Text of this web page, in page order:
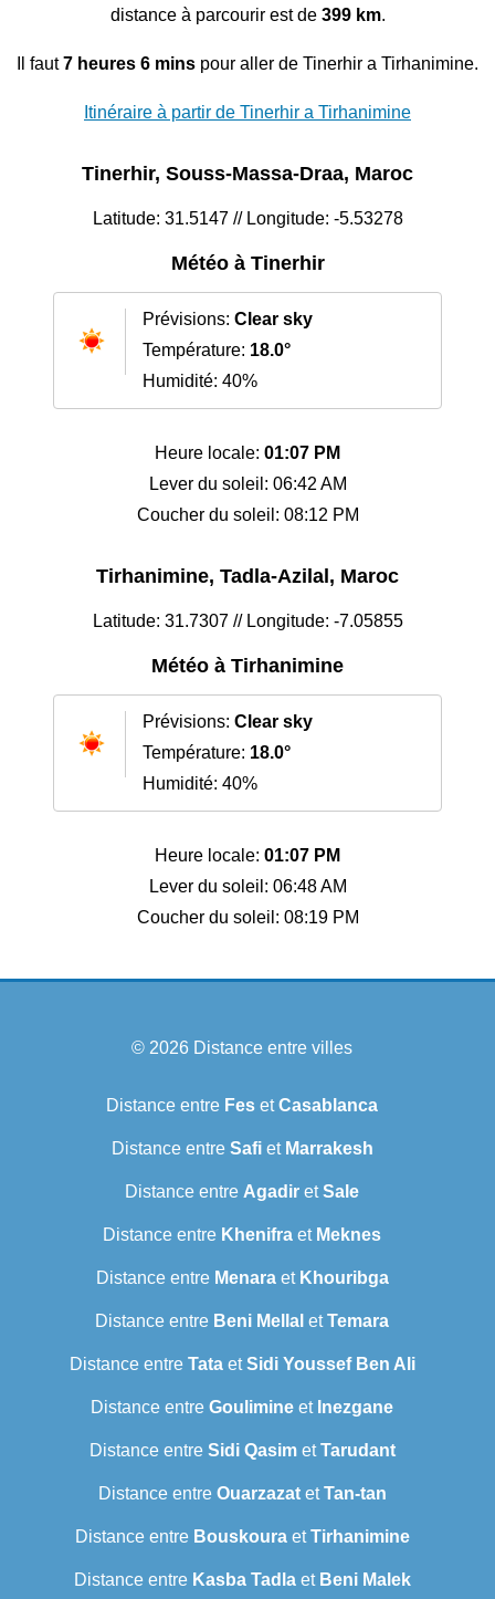
distance à parcourir est de 399 km.
Il faut7 heures 6 mins pour aller de Tinerhir a Tirhanimine.
Itinéraire à partir de Tinerhir a Tirhanimine
Tinerhir, Souss-Massa-Draa, Maroc
Latitude: 31.5147 // Longitude: -5.53278
Météo à Tinerhir
Prévisions: Clear sky
Température: 18.0°
Humidité: 40%
Heure locale: 01:07 PM
Lever du soleil: 06:42 AM
Coucher du soleil: 08:12 PM
Tirhanimine, Tadla-Azilal, Maroc
Latitude: 31.7307 // Longitude: -7.05855
Météo à Tirhanimine
Prévisions: Clear sky
Température: 18.0°
Humidité: 40%
Heure locale: 01:07 PM
Lever du soleil: 06:48 AM
Coucher du soleil: 08:19 PM
© 2026 Distance entre villes
Distance entre Fes etCasablanca
Distance entre Safiet Marrakesh
Distance entre Agadir etSale
Distance entre Khenifra et Meknes
Distance entre Menaraet Khouribga
Distance entre Beni Mellal etTemara
Distance entre TataetSidi Youssef Ben Ali
Distance entre Goulimine et Inezgane
Distance entre Sidi QasimetTarudant
Distance entre OuarzazatetTan-tan
Distance entre BouskouraetTirhanimine
Distance entre Kasba Tadlaet Beni Malek